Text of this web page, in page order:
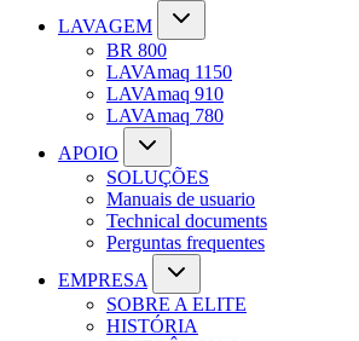
LAVAGEM
BR 800
LAVAmaq 1150
LAVAmaq 910
LAVAmaq 780
APOIO
SOLUÇÕES
Manuais de usuario
Technical documents
Perguntas frequentes
EMPRESA
SOBRE A ELITE
HISTÓRIA